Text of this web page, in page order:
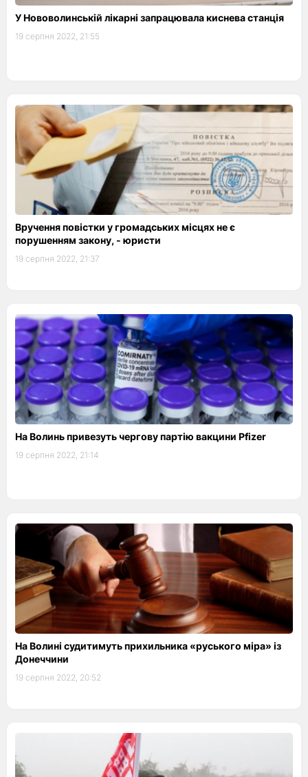
У Нововолинській лікарні запрацювала киснева станція
19 серпня 2022, 21:55
Вручення повістки у громадських місцях не є
порушенням закону, - юристи
19 серпня 2022, 21:37
На Волинь привезуть чергову партію вакцини Pfizer
19 серпня 2022, 21:14
На Волині судитимуть прихильника «руського міра» із
Донеччини
19 серпня 2022, 20:52